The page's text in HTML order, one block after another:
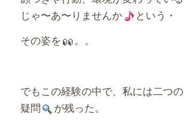
じゃ〜あ〜りませんか
という・
その姿を
。。
でもこの経験の中で、私には二つの
疑問
が残った。